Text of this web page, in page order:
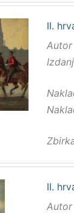
II.
Autor
II.
Autor